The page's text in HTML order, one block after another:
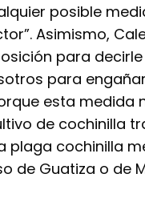
posible
Asimismo,
para decirle
para
esta medida
de cochinilla
plaga cochinilla
de Guatiza o de